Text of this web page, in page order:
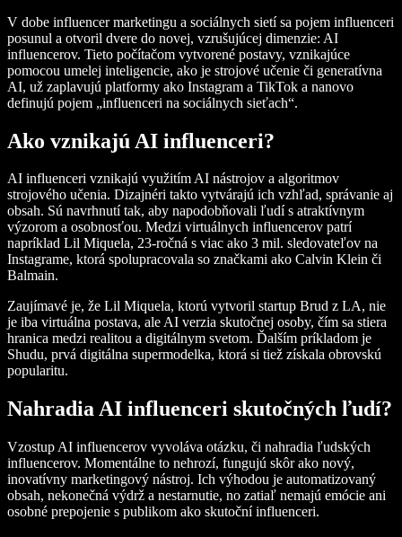
V dobe influencer marketingu a sociálnych sietí sa pojem influenceri
posunul a otvoril dvere do novej, vzrušujúcej dimenzie: AI
influencerov. Tieto počítačom vytvorené postavy, vznikajúce
pomocou umelej inteligencie, ako je strojové učenie či generatívna
AI, už zaplavujú platformy ako Instagram a TikTok a nanovo
definujú pojem „influenceri na sociálnych sieťach“.
Ako vznikajú AI influenceri?
AI influenceri vznikajú využitím AI nástrojov a algoritmov
strojového učenia. Dizajnéri takto vytvárajú ich vzhľad, správanie aj
obsah. Sú navrhnutí tak, aby napodobňovali ľudí s atraktívnym
výzorom a osobnosťou. Medzi virtuálnych influencerov patrí
napríklad Lil Miquela, 23-ročná s viac ako 3 mil. sledovateľov na
Instagrame, ktorá spolupracovala so značkami ako Calvin Klein či
Balmain.
Zaujímavé je, že Lil Miquela, ktorú vytvoril startup Brud z LA, nie
je iba virtuálna postava, ale AI verzia skutočnej osoby, čím sa stiera
hranica medzi realitou a digitálnym svetom. Ďalším príkladom je
Shudu, prvá digitálna supermodelka, ktorá si tiež získala obrovskú
popularitu.
Nahradia AI influenceri skutočných ľudí?
Vzostup AI influencerov vyvoláva otázku, či nahradia ľudských
influencerov. Momentálne to nehrozí, fungujú skôr ako nový,
inovatívny marketingový nástroj. Ich výhodou je automatizovaný
obsah, nekonečná výdrž a nestarnutie, no zatiaľ nemajú emócie ani
osobné prepojenie s publikom ako skutoční influenceri.